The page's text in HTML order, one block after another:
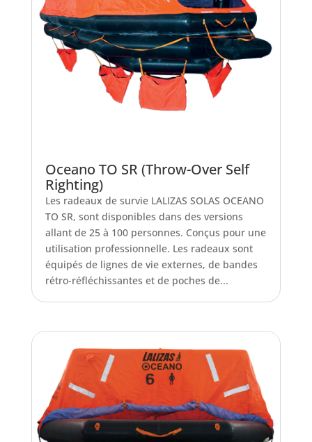
Oceano TO SR (Throw-Over Self
Righting)
Les radeaux de survie LALIZAS SOLAS OCEANO
TO SR, sont disponibles dans des versions
allant de 25 à 100 personnes. Conçus pour une
utilisation professionnelle. Les radeaux sont
équipés de lignes de vie externes, de bandes
rétro-réfléchissantes et de poches de...